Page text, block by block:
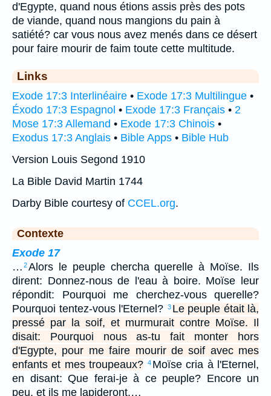
d'Egypte, quand nous étions assis près des pots
de viande, quand nous mangions du pain à
satiété? car vous nous avez menés dans ce désert
pour faire mourir de faim toute cette multitude.
Links
Exode 17:3 Interlinéaire • Exode 17:3 Multilingue •
Éxodo 17:3 Espagnol • Exode 17:3 Français • 2
Mose 17:3 Allemand • Exode 17:3 Chinois •
Exodus 17:3 Anglais • Bible Apps • Bible Hub
Version Louis Segond 1910
La Bible David Martin 1744
Darby Bible courtesy of CCEL.org.
Contexte
Exode 17
… 2Alors le peuple chercha querelle à Moïse. Ils
dirent: Donnez-nous de l'eau à boire. Moïse leur
répondit: Pourquoi me cherchez-vous querelle?
Pourquoi tentez-vous l'Eternel? 3 Le peuple était là,
pressé par la soif, et murmurait contre Moïse. Il
disait: Pourquoi nous as-tu fait monter hors
d'Egypte, pour me faire mourir de soif avec mes
enfants et mes troupeaux?
4 Moïse cria à l'Eternel,
en disant: Que ferai-je à ce peuple? Encore un
peu, et ils me lapideront.…